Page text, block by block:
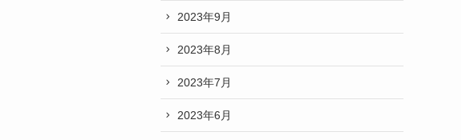
2023年9月
2023年8月
2023年7月
2023年6月